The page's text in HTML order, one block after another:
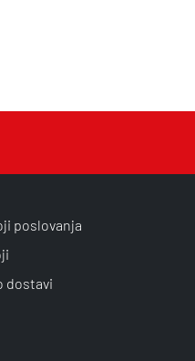
poslovanja
dostavi